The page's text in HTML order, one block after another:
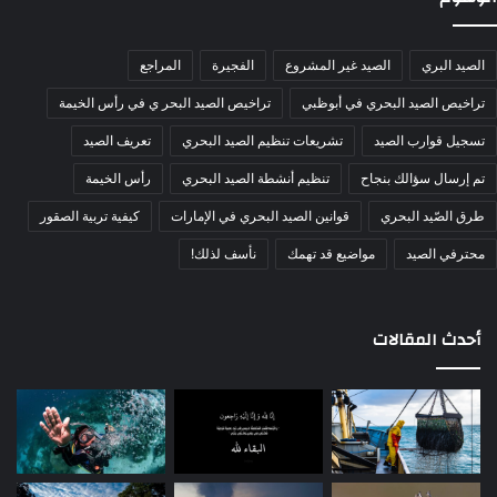
المجموعات الرائدة عالميًا في مجال الدفاع والتكنولوجيا
المتقدمة.
الوسوم bolt-action JAEGER
HELIX DELUXE
إيدج
الأسلحة الخفيفة
بنادق الصيد CHAYEH Z20
بنادق الصيد HELIX bolt-action
دول مجلس التعاون الخليجي
كراكال
معرض أبوظبي الدولي للصيد والفروسية
الصيد البري الصيد غير المشروع الفجيرة المراجع
تراخيص الصيد البحري في أبوظبي تراخيص الصيد البحر ي في رأس الخيمة
تسجيل قوارب الصيد تشريعات تنظيم الصيد البحري تعريف الصيد
تم إرسال سؤالك بنجاح تنظيم أنشطة الصيد البحري رأس الخيمة
طرق الصّيد البحري قوانين الصيد البحري في الإمارات كيفية تربية الصقور
محترفي الصيد مواضيع قد تهمك نأسف لذلك!
أحدث المقالات